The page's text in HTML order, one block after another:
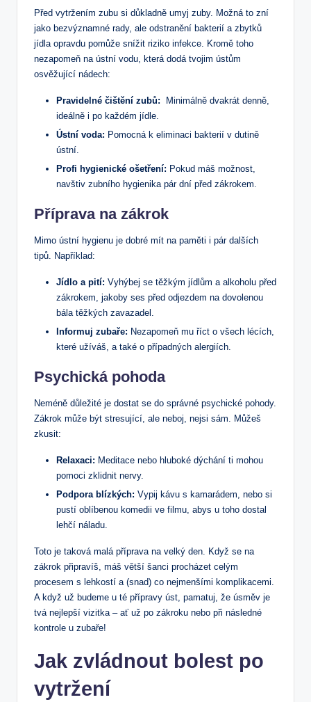
Před vytržením zubu‌ si‌ důkladně umyj zuby. Možná to zní
jako bezvýznamné rady, ale odstranění⁢ bakterií a zbytků
jídla opravdu pomůže snížit riziko infekce. Kromě toho
nezapomeň na ústní vodu, která‍ dodá tvojim ústům
osvěžující nádech:
Pravidelné čištění zubů: ⁢ Minimálně dvakrát denně,⁣
ideálně i po každém jídle.
Ústní voda: Pomocná k eliminaci bakterií v dutině
ústní.
Profi hygienické ošetření: Pokud máš možnost,
navštiv ⁤zubního hygienika pár dní před zákrokem.
Příprava na‍ zákrok
Mimo ústní hygienu je ​dobré mít na paměti i pár dalších
tipů. Například:
Jídlo a pití: ​Vyhýbej se těžkým jídlům a alkoholu před⁢
zákrokem, jakoby ses před odjezdem na dovolenou
bála těžkých ⁤zavazadel.
Informuj zubaře: Nezapomeň mu říct o všech lécích,
které‍ užíváš,⁢ a také o případných alergiích.
Psychická pohoda
Neméně důležité je dostat se do správné psychické pohody.
Zákrok může být stresující, ale neboj, nejsi sám. Můžeš
zkusit:
Relaxaci: Meditace nebo⁣ hluboké dýchání ti mohou
pomoci zklidnit nervy.
Podpora blízkých: Vypij kávu s kamarádem, nebo si
pustí oblíbenou komedii ve filmu, ⁣abys u toho dostal
lehčí náladu.
Toto je taková malá příprava na velký den. Když se na
zákrok připravíš,‍ máš větší šanci procházet celým
procesem ⁤s lehkostí a (snad) co nejmenšími komplikacemi.⁤
A když už budeme u ⁤té přípravy úst, pamatuj, že úsměv je
tvá nejlepší vizitka – ⁢ať už po zákroku nebo při následné
kontrole u​ zubaře!
Jak zvládnout bolest po
vytržení